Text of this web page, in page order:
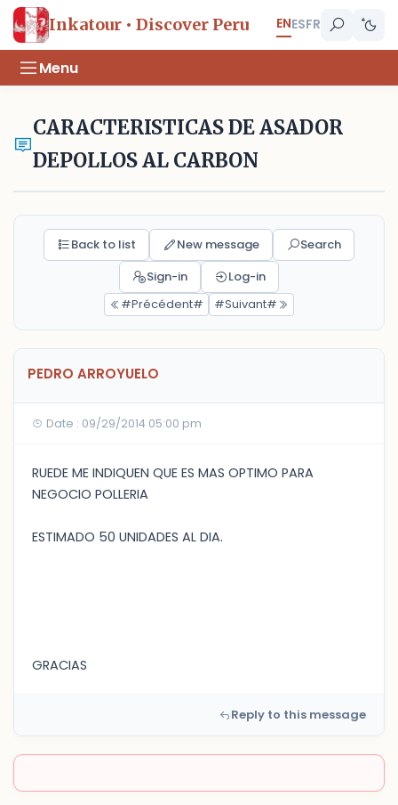
Inkatour • Discover Peru ENESFR
Menu
CARACTERISTICAS DE ASADOR
DEPOLLOS AL CARBON
Back to list New message
Search
Sign-in
Log-in
#Précédent#
#Suivant#
PEDRO ARROYUELO
Date : 09/29/2014 05:00 pm
RUEDE ME INDIQUEN QUE ES MAS OPTIMO PARA
NEGOCIO POLLERIA
ESTIMADO 50 UNIDADES AL DIA.
GRACIAS
Reply to this message